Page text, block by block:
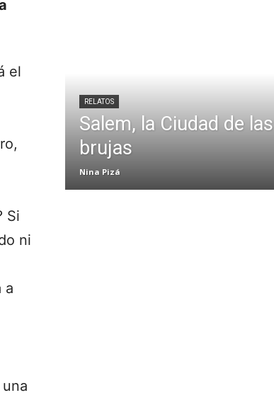
el
Si
ni
a
RELATOS
Salem, la Ciudad de las
brujas
Nina Pizá